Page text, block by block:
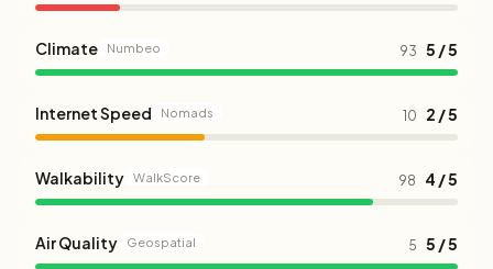
Climate Numbeo 93 5 / 5
Internet Speed Nomads 10 2 / 5
Walkability WalkScore 98 4 / 5
Air Quality Geospatial 5 5 / 5